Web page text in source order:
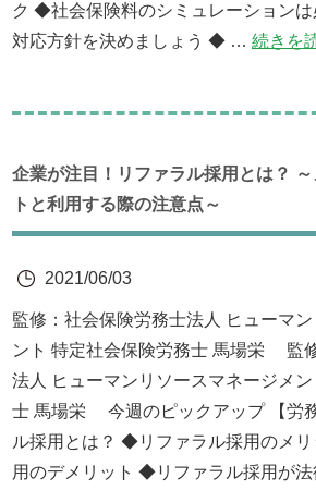
ク ◆社会保険料のシミュレーション
対応方針を決めましょう ◆ …続きを
企業が注目！リファラル採用とは？
トと利用する際の注意点～
2021/06/03
監修：社会保険労務士法人 ヒューマ
ント 特定社会保険労務士 馬場栄 監
法人 ヒューマンリソースマネージメ
士 馬場栄 今週のピックアップ 【労
ル採用とは？ ◆リファラル採用のメ
用のデメリット ◆リファラル採用が